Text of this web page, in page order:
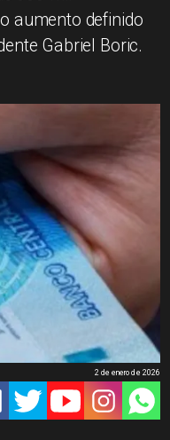
aumento definido
Gabriel Boric.
2 de enero de 2026